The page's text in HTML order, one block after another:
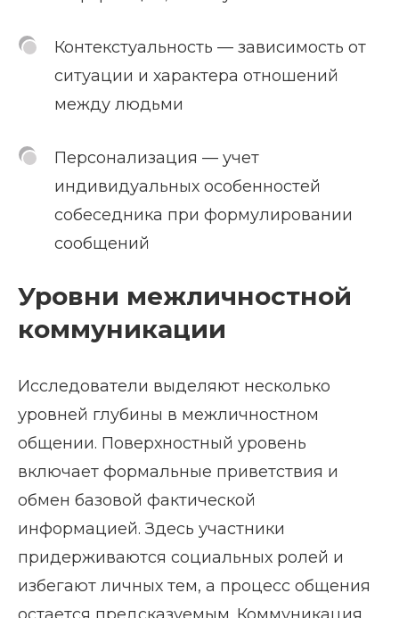
Контекстуальность — зависимость от
ситуации и характера отношений
между людьми
Персонализация — учет
индивидуальных особенностей
собеседника при формулировании
сообщений
Уровни межличностной
коммуникации
Исследователи выделяют несколько
уровней глубины в межличностном
общении. Поверхностный уровень
включает формальные приветствия и
обмен базовой фактической
информацией. Здесь участники
придерживаются социальных ролей и
избегают личных тем, а процесс общения